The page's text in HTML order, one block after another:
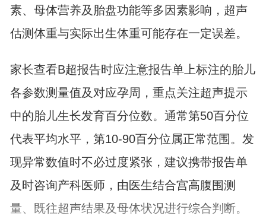
素、母体营养及胎盘功能等多因素影响，超声
估测体重与实际出生体重可能存在一定误差。
家长查看B超报告时应注意报告单上标注的胎儿
各参数测量值及对应孕周，重点关注超声提示
中的胎儿生长发育百分位数。通常第50百分位
代表平均水平，第10-90百分位属正常范围。发
现异常数值时不必过度紧张，建议携带报告单
及时咨询产科医师，由医生结合宫高腹围测
量、既往超声结果及母体状况进行综合判断。